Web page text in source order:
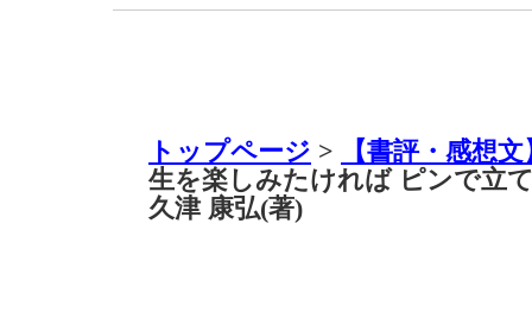
トップページ >
【書評・感想
生を楽しみたければ ピンで立
久津 康弘(著)